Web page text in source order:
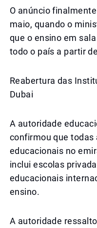
O anúncio
maio, quando o
que o ensino em
todo o país a partir
Reabertura das
Dubai
A autoridade
confirmou que todas
educacionais no
inclui escolas
educacionais
ensino.
A autoridade